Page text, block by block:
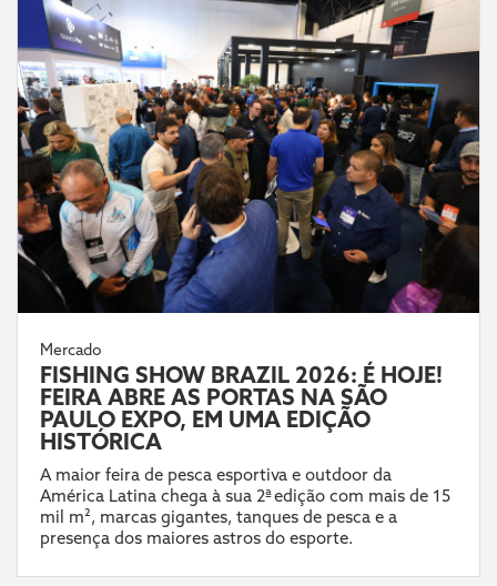
Mercado
FISHING SHOW BRAZIL 2026: É HOJE!
FEIRA ABRE AS PORTAS NA SÃO
PAULO EXPO, EM UMA EDIÇÃO
HISTÓRICA
A maior feira de pesca esportiva e outdoor da
América Latina chega à sua 2ª edição com mais de 15
mil m², marcas gigantes, tanques de pesca e a
presença dos maiores astros do esporte.